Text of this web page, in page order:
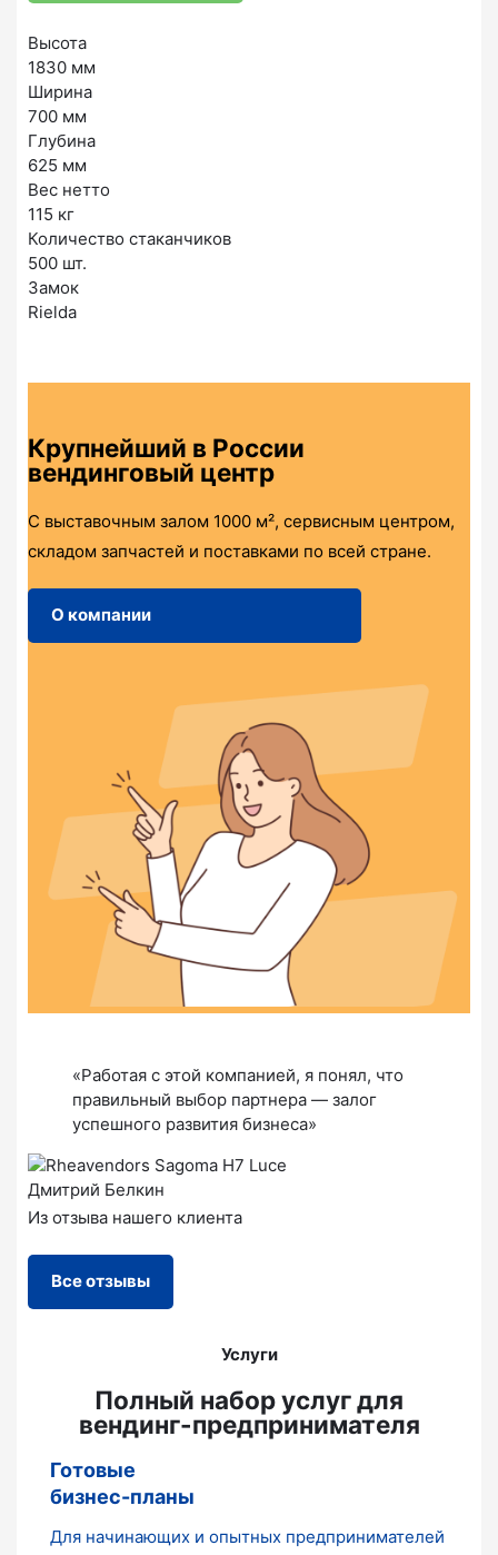
Высота
1830 мм
Ширина
700 мм
Глубина
625 мм
Вес нетто
115 кг
Количество стаканчиков
500 шт.
Замок
Rielda
Крупнейший в России
вендинговый центр
С выставочным залом 1000 м², сервисным центром,
складом запчастей и поставками по всей стране.
О компании
«Работая с этой компанией, я понял, что
правильный выбор партнера — залог
успешного развития бизнеса»
Дмитрий Белкин
Из отзыва нашего клиента
Все отзывы
Услуги
Полный набор услуг для
вендинг-предпринимателя
Готовые
бизнес-планы
Для начинающих и опытных предпринимателей